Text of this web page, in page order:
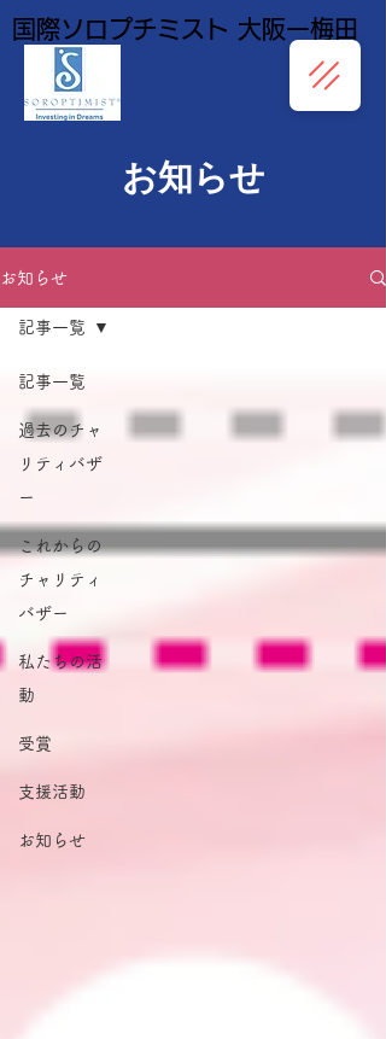
国際ソロプチミスト 大阪ー梅田
​お知らせ
お知らせ
記事一覧
過去のチャ
リティバザ
ー
これからの
チャリティ
バザー
私たちの活
動
受賞
支援活動
お知らせ
記事一覧